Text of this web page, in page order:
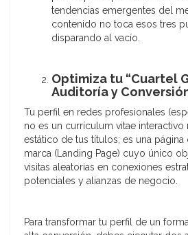
tendencias emergentes del
contenido no toca esos tres
disparando al vacío.
Optimiza tu “Cuartel
Auditoría y
Tu perfil en redes profesionales
no es un currículum vitae interactivo
estático de tus títulos; es una página
marca (Landing Page) cuyo único
visitas aleatorias en conexiones
potenciales y alianzas de negocio.
Para transformar tu perfil de un